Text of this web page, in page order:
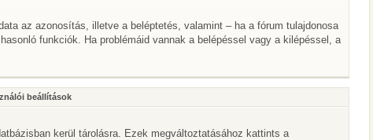
az azonosítás, illetve a beléptetés, valamint – ha a fórum tulajdonosa
funkciók. Ha problémáid vannak a belépéssel vagy a kilépéssel, a
beállítások
kerül tárolásra. Ezek megváltoztatásához kattints a